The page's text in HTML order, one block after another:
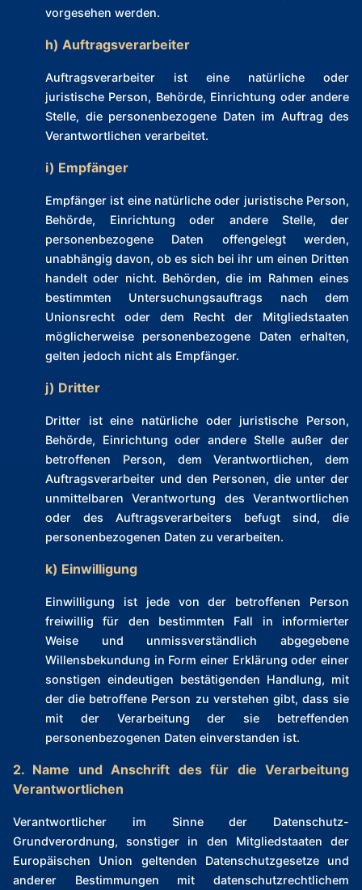
vorgesehen werden.
h) Auftragsverarbeiter
Auftragsverarbeiter ist eine natürliche oder
juristische Person, Behörde, Einrichtung oder andere
Stelle, die personenbezogene Daten im Auftrag des
Verantwortlichen verarbeitet.
i) Empfänger
Empfänger ist eine natürliche oder juristische Person,
Behörde, Einrichtung oder andere Stelle, der
personenbezogene Daten offengelegt werden,
unabhängig davon, ob es sich bei ihr um einen Dritten
handelt oder nicht. Behörden, die im Rahmen eines
bestimmten Untersuchungsauftrags nach dem
Unionsrecht oder dem Recht der Mitgliedstaaten
möglicherweise personenbezogene Daten erhalten,
gelten jedoch nicht als Empfänger.
j) Dritter
Dritter ist eine natürliche oder juristische Person,
Behörde, Einrichtung oder andere Stelle außer der
betroffenen Person, dem Verantwortlichen, dem
Auftragsverarbeiter und den Personen, die unter der
unmittelbaren Verantwortung des Verantwortlichen
oder des Auftragsverarbeiters befugt sind, die
personenbezogenen Daten zu verarbeiten.
k) Einwilligung
Einwilligung ist jede von der betroffenen Person
freiwillig für den bestimmten Fall in informierter
Weise und unmissverständlich abgegebene
Willensbekundung in Form einer Erklärung oder einer
sonstigen eindeutigen bestätigenden Handlung, mit
der die betroffene Person zu verstehen gibt, dass sie
mit der Verarbeitung der sie betreffenden
personenbezogenen Daten einverstanden ist.
2. Name und Anschrift des für die Verarbeitung
Verantwortlichen
Verantwortlicher im Sinne der Datenschutz-
Grundverordnung, sonstiger in den Mitgliedstaaten der
Europäischen Union geltenden Datenschutzgesetze und
anderer Bestimmungen mit datenschutzrechtlichem